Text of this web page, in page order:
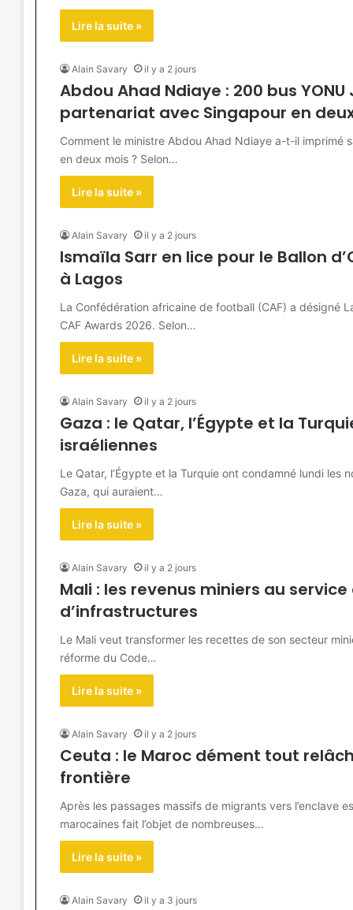
Lire la suite »
Alain Savary il y a 2 jours
Abdou Ahad Ndiaye : 200 bus
partenariat avec Singapour en
Comment le ministre Abdou Ahad Ndiaye a-t-il imprimé
en deux mois ? Selon…
Lire la suite »
Alain Savary il y a 2 jours
Ismaïla Sarr en lice pour le Ballon
à Lagos
La Confédération africaine de football (CAF) a désigné
CAF Awards 2026. Selon…
Lire la suite »
Alain Savary il y a 2 jours
Gaza : le Qatar, l’Égypte et la
israéliennes
Le Qatar, l’Égypte et la Turquie ont condamné lundi les
Gaza, qui auraient…
Lire la suite »
Alain Savary il y a 2 jours
Mali : les revenus miniers au
d’infrastructures
Le Mali veut transformer les recettes de son secteur
réforme du Code…
Lire la suite »
Alain Savary il y a 2 jours
Ceuta : le Maroc dément tout
frontière
Après les passages massifs de migrants vers l’enclave
marocaines fait l’objet de nombreuses…
Lire la suite »
Alain Savary il y a 3 jours